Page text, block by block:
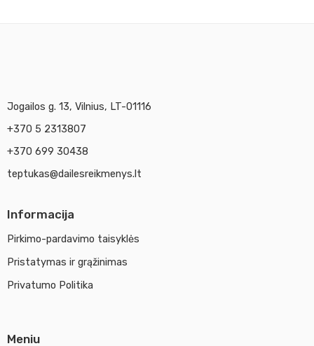
Jogailos g. 13, Vilnius, LT-01116
+370 5 2313807
+370 699 30438
teptukas@dailesreikmenys.lt
Informacija
Pirkimo-pardavimo taisyklės
Pristatymas ir grąžinimas
Privatumo Politika
Meniu